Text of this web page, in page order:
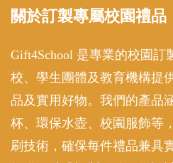
關於訂製專屬校園禮品
Gift4School 是專業的校園訂
校、學生團體及教育機構提
品及實用好物。我們的產品
杯、環保水壺、校園服飾等
刷技術，確保每件禮品兼具